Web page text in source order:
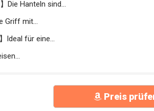
Griff mit...
Ideal für eine...